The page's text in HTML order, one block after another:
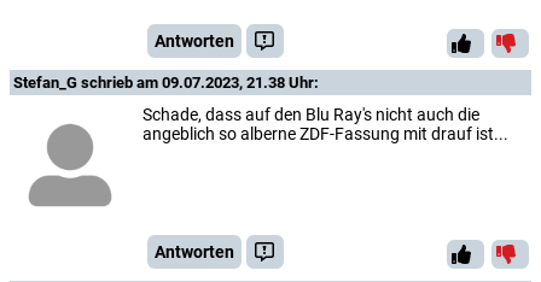
Antworten
Stefan_G schrieb am 09.07.2023, 21.38 Uhr:
Schade, dass auf den Blu Ray's nicht auch die
angeblich so alberne ZDF-Fassung mit drauf ist...
Antworten